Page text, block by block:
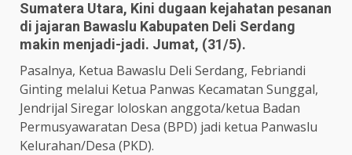
Sumatera Utara, Kini dugaan kejahatan pesanan
di jajaran Bawaslu Kabupaten Deli Serdang
makin menjadi-jadi. Jumat, (31/5).
Pasalnya, Ketua Bawaslu Deli Serdang, Febriandi
Ginting melalui Ketua Panwas Kecamatan Sunggal,
Jendrijal Siregar loloskan anggota/ketua Badan
Permusyawaratan Desa (BPD) jadi ketua Panwaslu
Kelurahan/Desa (PKD).